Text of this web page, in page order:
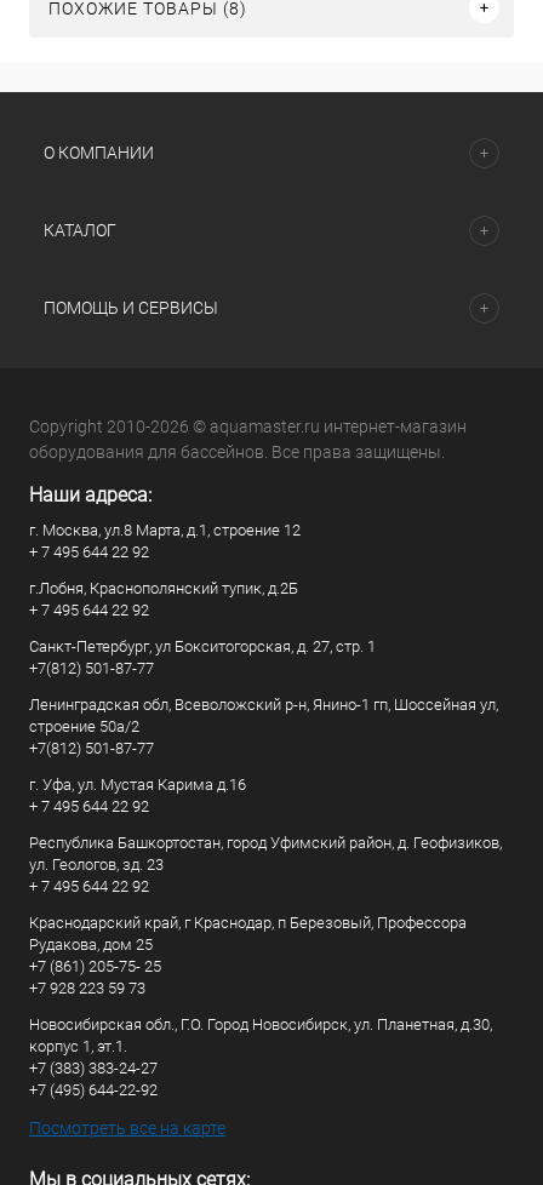
ПОХОЖИЕ ТОВАРЫ (8)
О КОМПАНИИ
КАТАЛОГ
ПОМОЩЬ И СЕРВИСЫ
Copyright 2010-2026 © aquamaster.ru интернет-магазин
оборудования для бассейнов. Все права защищены.
Наши адреса:
г. Москва, ул.8 Марта, д.1, строение 12
+ 7 495 644 22 92
г.Лобня, Краснополянский тупик, д.2Б
+ 7 495 644 22 92
Санкт-Петербург, ул Бокситогорская, д. 27, стр. 1
+7(812) 501-87-77
Ленинградская обл, Всеволожский р-н, Янино-1 гп, Шоссейная ул,
строение 50а/2
+7(812) 501-87-77
г. Уфа, ул. Мустая Карима д.16
+ 7 495 644 22 92
Республика Башкортостан, город Уфимский район, д. Геофизиков,
ул. Геологов, зд. 23
+ 7 495 644 22 92
Краснодарский край, г Краснодар, п Березовый, Профессора
Рудакова, дом 25
+7 (861) 205-75- 25
+7 928 223 59 73
Новосибирская обл., Г.О. Город Новосибирск, ул. Планетная, д.30,
корпус 1, эт.1.
+7 (383) 383-24-27
+7 (495) 644-22-92
Посмотреть все на карте
Мы в социальных сетях: